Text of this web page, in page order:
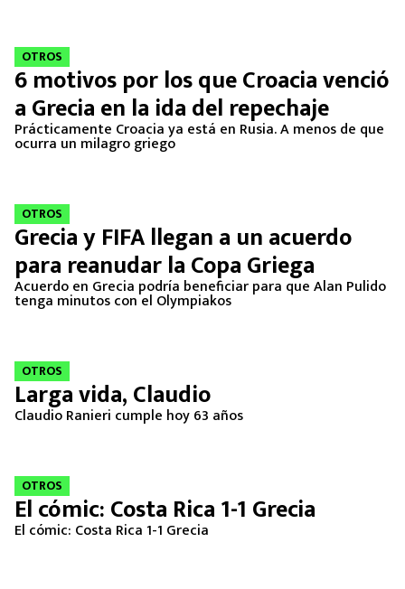
FÓRMULA 1
BOXEO
NFL
OTROS
6 motivos por los que Croacia venció
a Grecia en la ida del repechaje
Prácticamente Croacia ya está en Rusia. A menos de que
ocurra un milagro griego
OTROS
Grecia y FIFA llegan a un acuerdo
para reanudar la Copa Griega
Acuerdo en Grecia podría beneficiar para que Alan Pulido
tenga minutos con el Olympiakos
OTROS
Larga vida, Claudio
Claudio Ranieri cumple hoy 63 años
OTROS
El cómic: Costa Rica 1-1 Grecia
El cómic: Costa Rica 1-1 Grecia